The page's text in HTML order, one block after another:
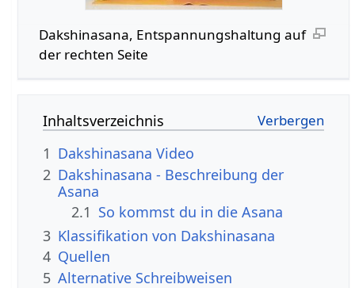
Dakshinasana, Entspannungshaltung auf
der rechten Seite
Inhaltsverzeichnis
1 Dakshinasana Video
2 Dakshinasana - Beschreibung der
Asana
2.1 So kommst du in die Asana
3 Klassifikation von Dakshinasana
4 Quellen
5 Alternative Schreibweisen